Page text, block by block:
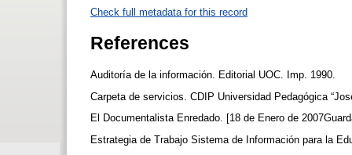
Check full metadata for this record
References
Auditoría de la información. Editorial UOC. Imp. 1990.
Carpeta de servicios. CDIP Universidad Pedagógica
El Documentalista Enredado. [18 de Enero de
Estrategia de Trabajo Sistema de Información para la